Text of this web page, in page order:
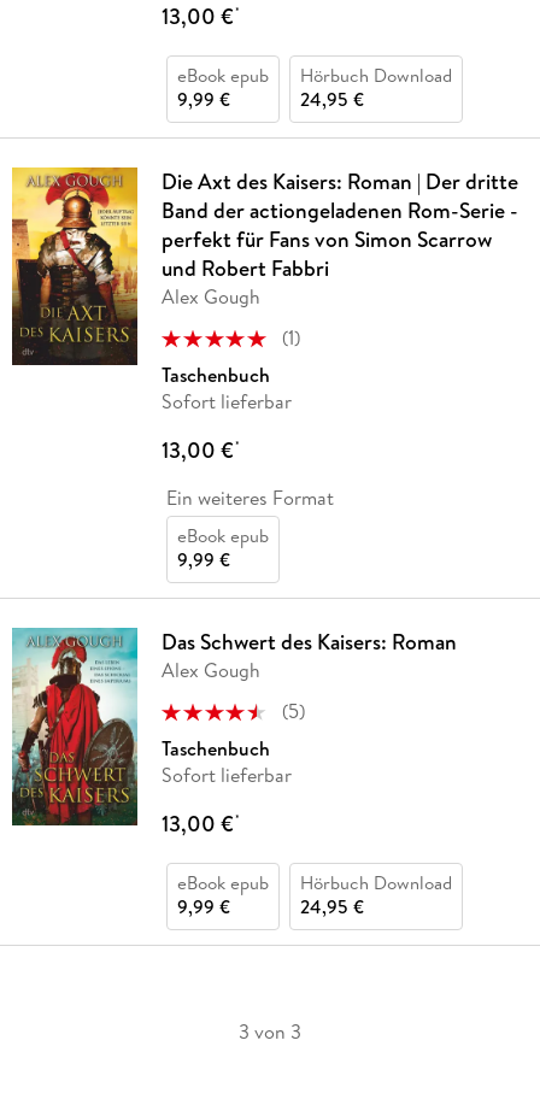
13,00 €*
eBook epub
9,99 €
Hörbuch Download
24,95 €
Die Axt des Kaisers: Roman | Der dritte
Band der actiongeladenen Rom-Serie -
perfekt für Fans von Simon Scarrow
und Robert Fabbri
Alex Gough
(1)
Taschenbuch
Sofort lieferbar
13,00 €*
Ein weiteres Format
eBook epub
9,99 €
Das Schwert des Kaisers: Roman
Alex Gough
(5)
Taschenbuch
Sofort lieferbar
13,00 €*
eBook epub
9,99 €
Hörbuch Download
24,95 €
3 von 3